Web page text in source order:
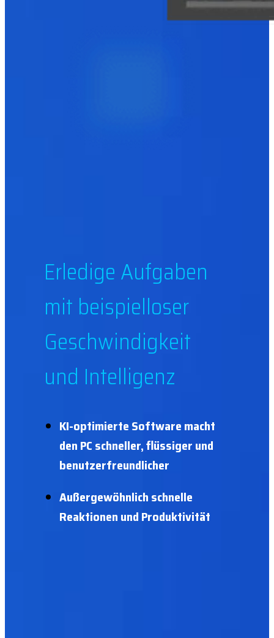
Erledige Aufgaben
mit beispielloser
Geschwindigkeit
und Intelligenz
KI-optimierte Software macht
den PC schneller, flüssiger und
benutzerfreundlicher
Außergewöhnlich schnelle
Reaktionen und Produktivität